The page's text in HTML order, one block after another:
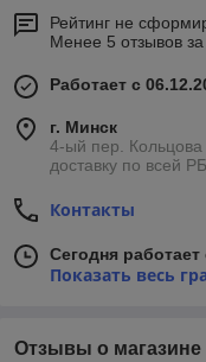
Рейтинг не
Менее 5 отзывов
Работает с
г. Минск
4-ый пер.
доставку по всей
Контакты
Сегодня
Показать весь
Отзывы о магазине